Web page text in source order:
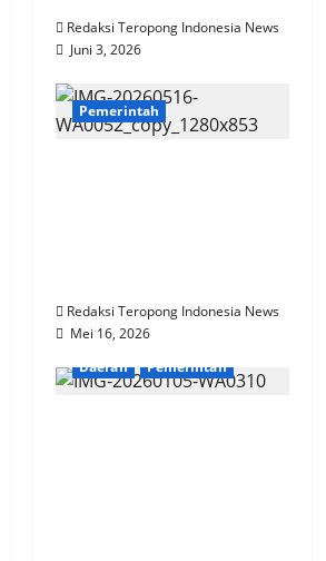
Redaksi Teropong Indonesia News
Juni 3, 2026
Pemerintah
Redaksi Teropong Indonesia News
Mei 16, 2026
Daerah
Pemerintah